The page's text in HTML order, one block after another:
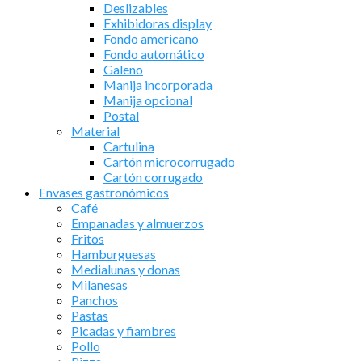
Deslizables
Exhibidoras display
Fondo americano
Fondo automático
Galeno
Manija incorporada
Manija opcional
Postal
Material
Cartulina
Cartón microcorrugado
Cartón corrugado
Envases gastronómicos
Café
Empanadas y almuerzos
Fritos
Hamburguesas
Medialunas y donas
Milanesas
Panchos
Pastas
Picadas y fiambres
Pollo